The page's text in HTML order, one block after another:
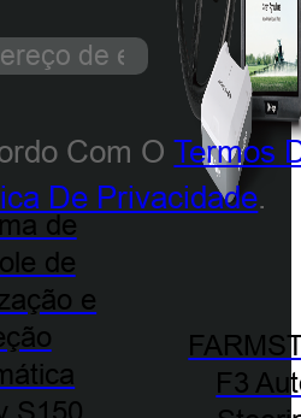
de
de
e
F3
Com OTermos
De Privacidade.